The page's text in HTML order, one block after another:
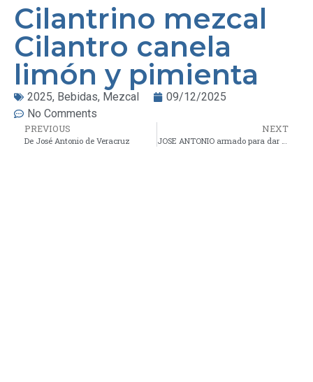
Cilantrino mezcal
Cilantro canela
limón y pimienta
2025, Bebidas, Mezcal
09/12/2025
No Comments
PREVIOUS
De José Antonio de Veracruz
NEXT